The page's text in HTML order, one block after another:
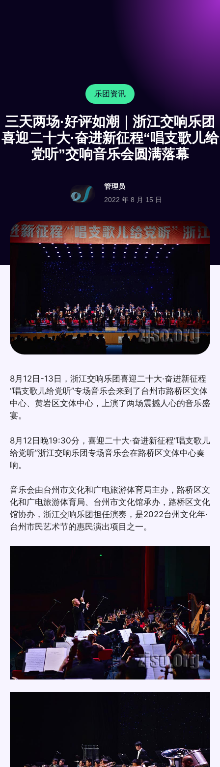
乐团资讯
三天两场·好评如潮｜浙江交响乐团
喜迎二十大·奋进新征程“唱支歌儿给
党听”交响音乐会圆满落幕
管理员
2022 年 8 月 15 日
8月12日-13日，浙江交响乐团喜迎二十大·奋进新征程
“唱支歌儿给党听”专场音乐会来到了台州市路桥区文体
中心、黄岩区文体中心，上演了两场震撼人心的音乐盛
宴。
8月12日晚19:30分，喜迎二十大·奋进新征程“唱支歌儿
给党听”浙江交响乐团专场音乐会在路桥区文体中心奏
响。
音乐会由台州市文化和广电旅游体育局主办，路桥区文
化和广电旅游体育局、台州市文化馆承办，路桥区文化
馆协办，浙江交响乐团担任演奏，是2022台州文化年·
台州市民艺术节的惠民演出项目之一。